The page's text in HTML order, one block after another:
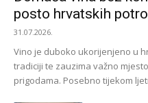
posto hrvatskih
31.07.2026.
Vino je duboko ukorijenjeno u
tradiciji te zauzima važno
prigodama. Posebno tijekom